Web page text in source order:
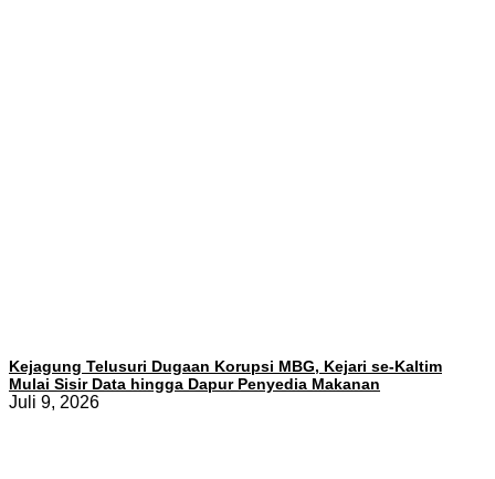
Kejagung Telusuri Dugaan Korupsi MBG, Kejari se-Kaltim
Mulai Sisir Data hingga Dapur Penyedia Makanan
Juli 9, 2026